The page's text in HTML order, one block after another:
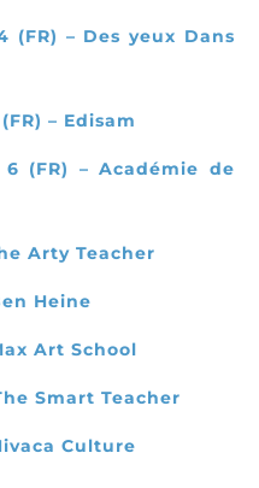
(FR) – Des yeux Dans
– Edisam
(FR) – Académie de
Arty Teacher
Heine
Art School
Smart Teacher
Culture